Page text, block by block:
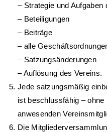
– Strategie und Aufgaben
– Beteiligungen
– Beiträge
– alle
– Satzungsänderungen
– Auflösung des Vereins.
Jede satzungsmäßig
ist beschlussfähig –
anwesenden
Die